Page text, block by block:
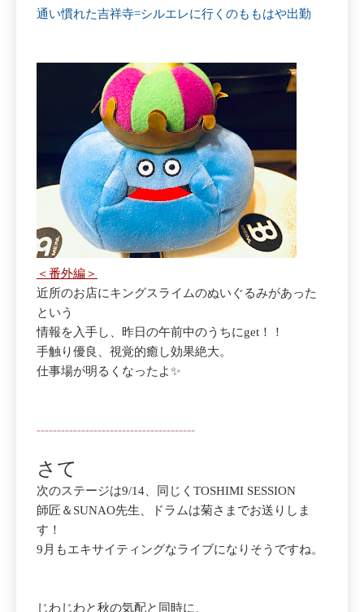
通い慣れた吉祥寺=シルエレに行くのももはや出勤
＜番外編＞
近所のお店にキングスライムのぬいぐるみがあった
という
情報を入手し、昨日の午前中のうちにget！！
手触り優良、視覚的癒し効果絶大。
仕事場が明るくなったよ✨
---------------------------------------
さて
次のステージは9/14、同じくTOSHIMI SESSION
師匠＆SUNAO先生、ドラムは菊さまでお送りしま
す！
9月もエキサイティングなライブになりそうですね。
じわじわと秋の気配と同時に、